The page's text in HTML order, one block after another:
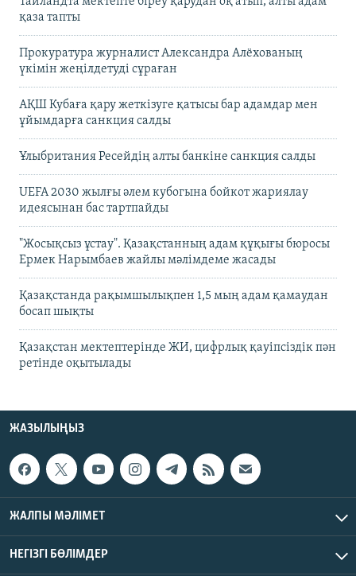
қаза тапты
Прокуратура журналист Александра Алёхованың
үкімін жеңілдетуді сұраған
АҚШ Кубаға қару жеткізуге қатысы бар адамдар мен
ұйымдарға санкция салды
Ұлыбритания Ресейдің алты банкіне санкция салды
UEFA 2030 жылғы әлем кубогына бойкот жариялау
идеясынан бас тартпайды
"Жосықсыз ұстау". Қазақстанның адам құқығы бюросы
Ермек Нарымбаев жайлы мәлімдеме жасады
Қазақстанда рақымшылықпен 1,5 мың адам қамаудан
босап шықты
Қазақстан мектептерінде ЖИ, цифрлық қауіпсіздік пән
ретінде оқытылады
ЖАЗЫЛЫҢЫЗ
ЖАЛПЫ МӘЛІМЕТ
НЕГІЗГІ БӨЛІМДЕР